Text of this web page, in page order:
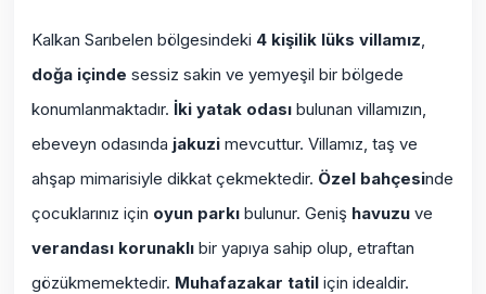
Kalkan Sarıbelen bölgesindeki 4 kişilik lüks villamız,
doğa içinde sessiz sakin ve yemyeşil bir bölgede
konumlanmaktadır. İki yatak odası bulunan villamızın,
ebeveyn odasında jakuzi mevcuttur. Villamız, taş ve
ahşap mimarisiyle dikkat çekmektedir. Özel bahçesinde
çocuklarınız için oyun parkı bulunur. Geniş havuzu ve
verandası korunaklı bir yapıya sahip olup, etraftan
gözükmemektedir. Muhafazakar tatil için idealdir.